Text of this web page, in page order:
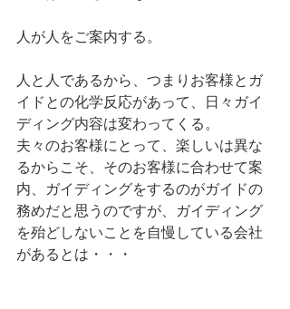
人が人をご案内する。
人と人であるから、つまりお客様とガ
イドとの化学反応があって、日々ガイ
ディング内容は変わってくる。
夫々のお客様にとって、楽しいは異な
るからこそ、そのお客様に合わせて案
内、ガイディングをするのがガイドの
務めだと思うのですが、ガイディング
を殆どしないことを自慢している会社
があるとは・・・